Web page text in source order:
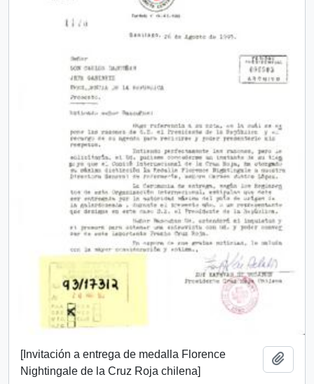
[Invitación a entrega de medalla Florence
Nightingale de la Cruz Roja chilena]